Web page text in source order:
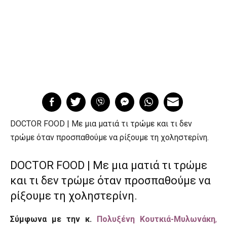
DOCTOR FOOD | Με μια ματιά τι τρώμε και τι δεν
τρώμε όταν προσπαθούμε να ρίξουμε τη χοληστερίνη.
DOCTOR FOOD | Με μια ματιά τι τρώμε
και τι δεν τρώμε όταν προσπαθούμε να
ρίξουμε τη χοληστερίνη.
Σύμφωνα με την κ. Πολυξένη Κουτκιά-Μυλωνάκη,